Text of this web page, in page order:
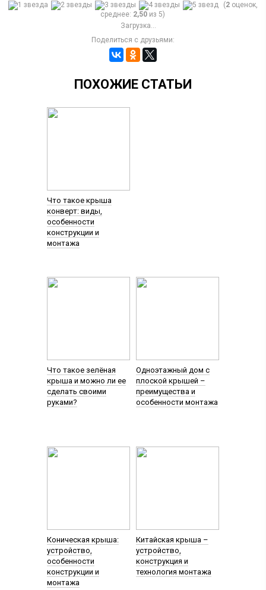
(2оценок,
среднее: 2,50 из 5)
Загрузка...
Поделиться с друзьями:
ПОХОЖИЕ СТАТЬИ
Что такое крыша
конверт: виды,
особенности
конструкции и
монтажа
Что такое зелёная
крыша и можно ли ее
сделать своими
руками?
Одноэтажный дом с
плоской крышей –
преимущества и
особенности монтажа
Коническая крыша:
устройство,
особенности
конструкции и
монтажа
Китайская крыша –
устройство,
конструкция и
технология монтажа